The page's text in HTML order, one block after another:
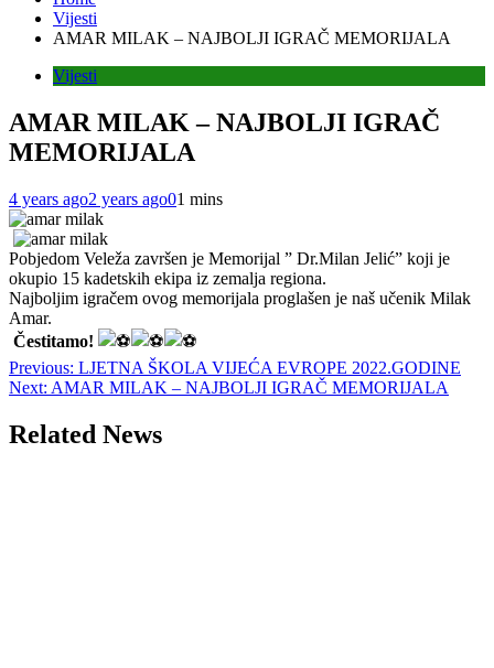
Vijesti
AMAR MILAK – NAJBOLJI IGRAČ MEMORIJALA
Vijesti
AMAR MILAK – NAJBOLJI IGRAČ
MEMORIJALA
4 years ago2 years ago01 mins
Pobjedom Veleža završen je Memorijal ” Dr.Milan Jelić” koji je
okupio 15 kadetskih ekipa iz zemalja regiona.
Najboljim igračem ovog memorijala proglašen je naš učenik Milak
Amar.
Čestitamo!
Post
navigation
Previous: LJETNA ŠKOLA VIJEĆA EVROPE 2022.GODINE
Next: AMAR MILAK – NAJBOLJI IGRAČ MEMORIJALA
Related News